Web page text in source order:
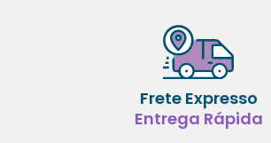
Frete Expresso
Entrega Rápida